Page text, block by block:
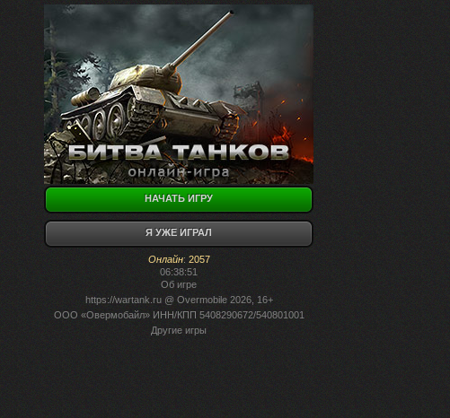
НАЧАТЬ ИГРУ
Я УЖЕ ИГРАЛ
Онлайн: 2057
06:38:51
Об игре
https://wartank.ru@ Overmobile 2026, 16+
ООО «Овермобайл» ИНН/КПП 5408290672/540801001
Другие игры